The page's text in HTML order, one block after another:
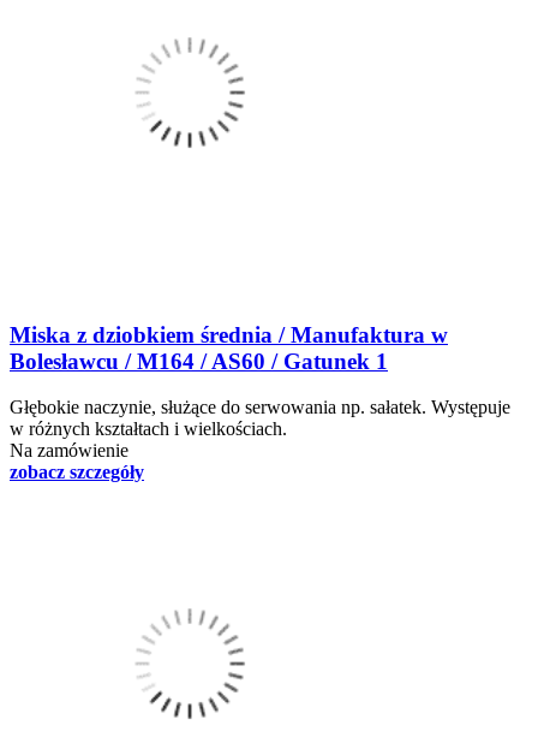
Miska z dziobkiem średnia / Manufaktura w
Bolesławcu / M164 / AS60 / Gatunek 1
Głębokie naczynie, służące do serwowania np. sałatek. Występuje
w różnych kształtach i wielkościach.
Na zamówienie
zobacz szczegóły